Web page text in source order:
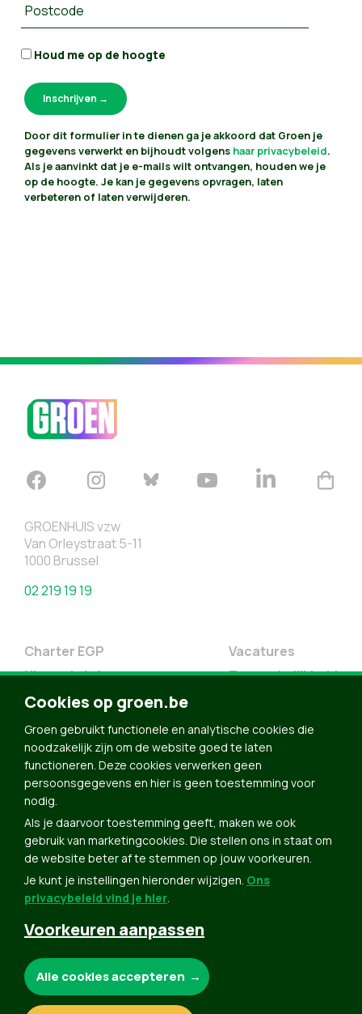
Postcode
Houd me op de hoogte
Door dit formulier in te dienen ga je akkoord dat Groen je
gegevens verwerkt en bijhoudt volgens haar privacybeleid.
Als je aanvinkt dat je e-mails wilt ontvangen, houden we je
op de hoogte. Je kan je gegevens opvragen, laten
verbeteren of laten verwijderen.
GROENHUIS vzw
Van Orleystraat 5-11
1000 Brussel
02 219 19 19
Charter EGP
Nieuwsbrief
Doe Mee
Contact
Groen in je buurt
Meldpunt
Vacatures
Toegankelijkheid
Word lid
Agenda
Bekijk kalender
Verleng je lidmaatschap
Programma oktober 2024
Programma juni 2024
Downloads
Webshop
Cookies op groen.be
Groen gebruikt functionele en analytische cookies die
noodzakelijk zijn om de website goed te laten
functioneren. Deze cookies verwerken geen
persoonsgegevens en hier is geen toestemming voor
nodig.
Als je daarvoor toestemming geeft, maken we ook
gebruik van marketingcookies. Die stellen ons in staat om
de website beter af te stemmen op jouw voorkeuren.
Je kunt je instellingen hieronder wijzigen. Ons
privacybeleid vind je hier.
Voorkeuren aanpassen
Alle cookies accepteren